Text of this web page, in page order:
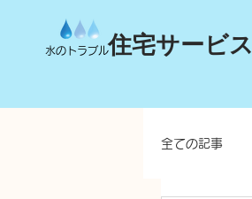
水のトラブル住宅サービス
全ての記事